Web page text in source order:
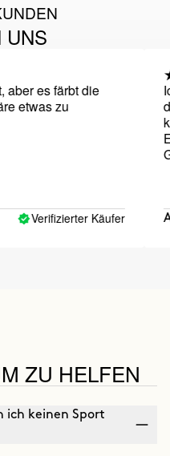
UNS
es färbt die
zu
Verifizierter Käufer
Ich
ZU HELFEN
ich keinen Sport